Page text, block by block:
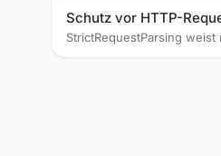
Schutz vor HTTP-
StrictRequestParsing